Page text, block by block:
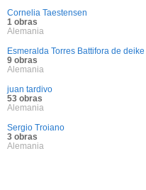
Cornelia Taestensen
1 obras
Alemania
Esmeralda Torres Battifora de deike
9 obras
Alemania
juan tardivo
53 obras
Alemania
Sergio Troiano
3 obras
Alemania